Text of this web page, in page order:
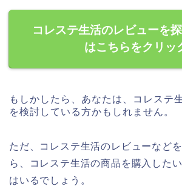
コレステ生活のレビューを
はこちらをクリッ
もしかしたら、あなたは、コレステ
を検討している方かもしれません。
ただ、コレステ生活のレビューなど
ら、コレステ生活の商品を購入した
はいるでしょう。